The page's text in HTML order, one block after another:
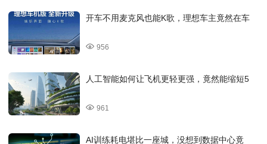
开车不用麦克风也能K歌，理想车主竟然在车
956
人工智能如何让飞机更轻更强，竟然能缩短5
961
AI训练耗电堪比一座城，没想到数据中心竟